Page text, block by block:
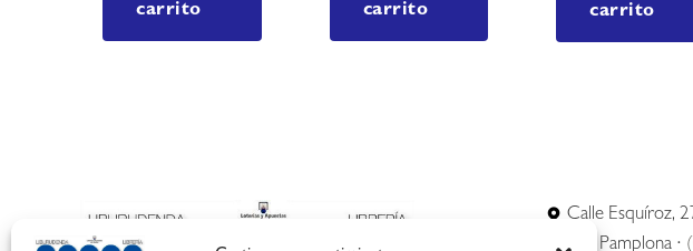
carrito
carrito
carrito
Calle Esquíroz,
31007 Pamplona ·